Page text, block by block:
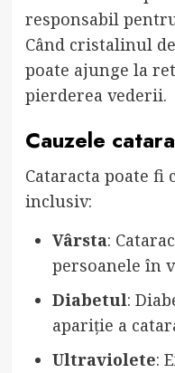
responsabil
Când cristalinul
poate ajunge la
pierderea vederii.
Cauzele
Cataracta poate fi
inclusiv:
Vârsta:
persoanele în
Diabetul:
apariție a
Ultraviolete: